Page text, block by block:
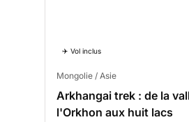
✈️ Vol inclus
Mongolie / Asie
Arkhangai trek : de la
l'Orkhon aux huit lacs